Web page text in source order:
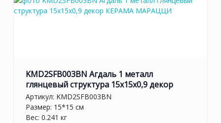
KMD2SFB003BN Агдаль 1 металл
глянцевый структура 15x15x0,9 декор
Артикул: KMD2SFB003BN
Размер: 15*15 см
Вес: 0.241 кг